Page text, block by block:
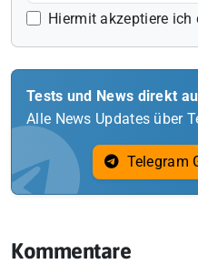
Hiermit akzeptiere ich
Tests und News direkt
Alle News Updates über
Telegram
Kommentare